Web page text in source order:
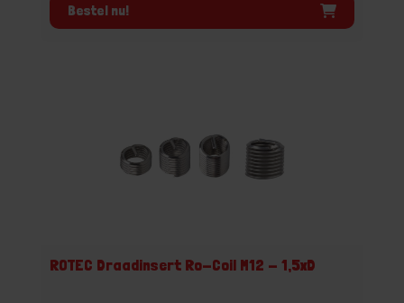
Bestel nu!
ROTEC Draadinsert Ro-Coil M12 - 1,5xD